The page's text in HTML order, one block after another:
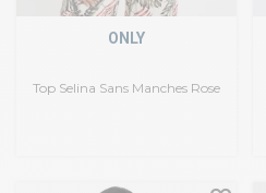
Top Selina Sans Manches Rose
ONLY